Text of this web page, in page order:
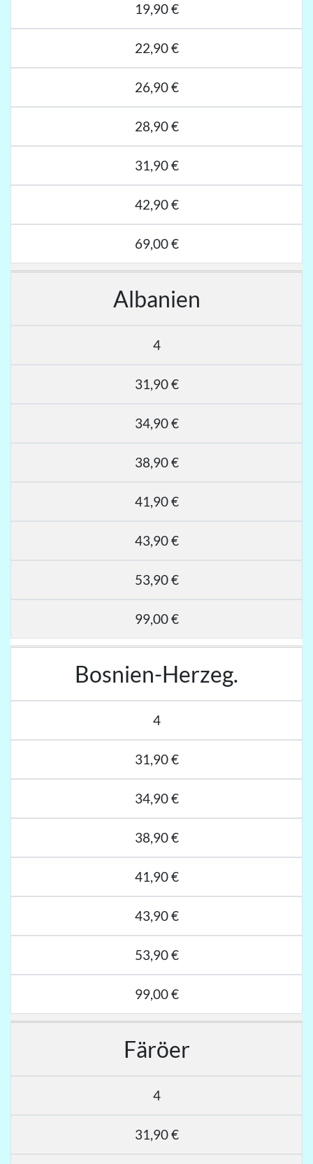
19,90 €
22,90 €
26,90 €
28,90 €
31,90 €
42,90 €
69,00 €
Albanien
4
31,90 €
34,90 €
38,90 €
41,90 €
43,90 €
53,90 €
99,00 €
Bosnien-Herzeg.
4
31,90 €
34,90 €
38,90 €
41,90 €
43,90 €
53,90 €
99,00 €
Färöer
4
31,90 €